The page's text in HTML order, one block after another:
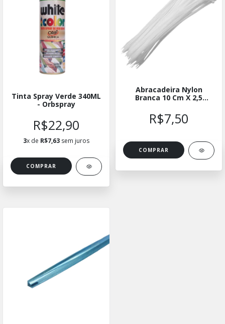
Tinta Spray Verde 340ML
- Orbspray
R$22,90
3x de R$7,63 sem juros
Abracadeira Nylon
Branca 10 Cm X 2,5
R$7,50